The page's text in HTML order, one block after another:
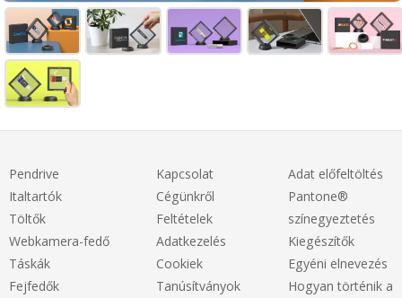
Pendrive
Italtartók
Töltők
Webkamera-fedő
Táskák
Fejfedők
Kapcsolat
Cégünkről
Feltételek
Adatkezelés
Cookiek
Tanúsítványok
Adat előfeltöltés
Pantone®
színegyeztetés
Kiegészítők
Egyéni elnevezés
Hogyan történik a